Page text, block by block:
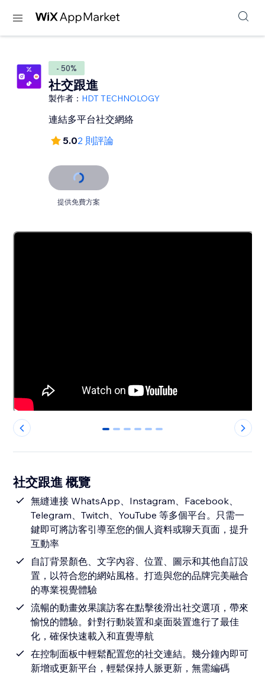
- 50%
社交跟進
製作者： HDT TECHNOLOGY
連結多平台社交網絡
5.02 則評論
提供免費方案
0 1 2 3 4 5
社交跟進 概覽
無縫連接 WhatsApp、Instagram、Facebook、
Telegram、Twitch、YouTube 等多個平台。只需一
鍵即可將訪客引導至您的個人資料或聊天頁面，提升
互動率
自訂背景顏色、文字內容、位置、圖示和其他自訂設
置，以符合您的網站風格。打造與您的品牌完美融合
的專業視覺體驗
流暢的動畫效果讓訪客在點擊後滑出社交選項，帶來
愉悅的體驗。針對行動裝置和桌面裝置進行了最佳
化，確保快速載入和直覺導航
在控制面板中輕鬆配置您的社交連結。幾分鐘內即可
新增或更新平台，輕鬆保持人脈更新，無需編碼